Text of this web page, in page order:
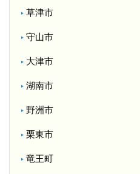
草津市
守山市
大津市
湖南市
野洲市
栗東市
竜王町